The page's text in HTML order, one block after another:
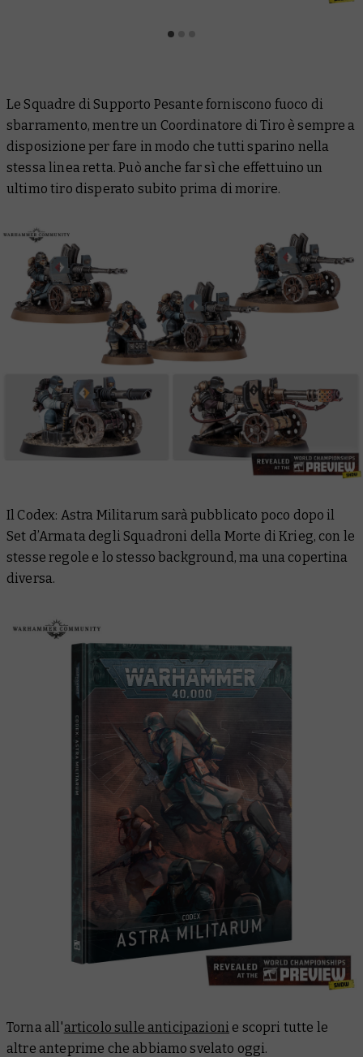
Le Squadre di Supporto Pesante forniscono fuoco di
sbarramento, mentre un Coordinatore di Tiro è sempre a
disposizione per fare in modo che tutti sparino nella
stessa linea retta. Può anche far sì che effettuino un
ultimo tiro disperato subito prima di morire.
Il Codex: Astra Militarum sarà pubblicato poco dopo il
Set d’Armata degli Squadroni della Morte di Krieg, con le
stesse regole e lo stesso background, ma una copertina
diversa.
Torna all'articolo sulle anticipazioni e scopri tutte le
altre anteprime che abbiamo svelato oggi.